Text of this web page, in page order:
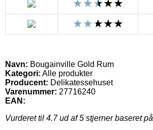
Navn: Bougainville Gold Rum
Kategori: Alle produkter
Producent: Delikatessehuset
Varenummer: 27716240
EAN:
Vurderet til 4.7ud af 5 stjerner baseret på